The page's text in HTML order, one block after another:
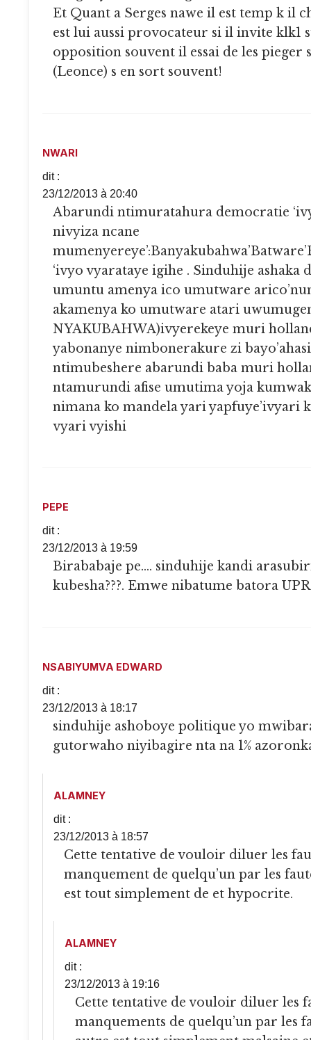
Et Quant a Serges nawe il est temp k il
est lui aussi provocateur si il invite klk1
opposition souvent il essai de les pieger
(Leonce) s en sort souvent!
NWARI
dit :
23/12/2013 à 20:40
Abarundi ntimuratahura democratie ‘ivyo yavuze
nivyiza ncane
‘ivyo vyarataye igihe . Sinduhije ashaka
umuntu amenya ico umutware
akamenya ko umutware atari
NYAKUBAHWA)ivyerekeye muri
yabonanye nimbonerakure zi
ntimubeshere abarundi baba muri
ntamurundi afise umutima yoja
nimana ko mandela yari yapfuye’ivyari
vyari vyishi
PEPE
dit :
23/12/2013 à 19:59
Birababaje pe…. sinduhije kandi arasubiriye
kubesha???. Emwe nibatume batora
NSABIYUMVA EDWARD
dit :
23/12/2013 à 18:17
sinduhije ashoboye politique yo mwibarabara
gutorwaho niyibagire nta na 1%
ALAMNEY
dit :
23/12/2013 à 18:57
Cette tentative de vouloir diluer les fautes ou
manquement de quelqu’un par les
est tout simplement de et hypocrite.
ALAMNEY
dit :
23/12/2013 à 19:16
Cette tentative de vouloir diluer les fautes ou
manquements de quelqu’un par les